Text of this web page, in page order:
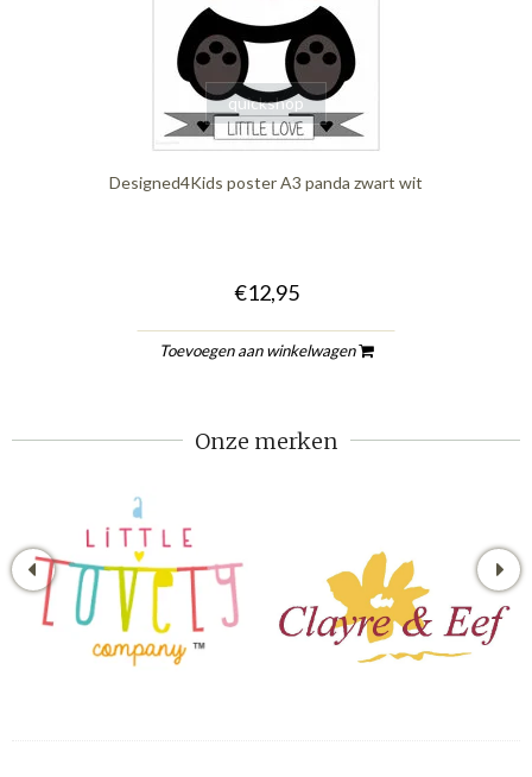
quickshop
Designed4Kids poster A3 panda zwart wit
€12,95
Toevoegen aan winkelwagen
Onze merken